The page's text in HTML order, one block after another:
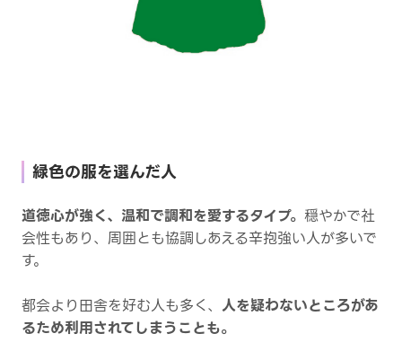
緑色の服を選んだ人
道徳心が強く、温和で調和を愛するタイプ。 穏やかで社
会性もあり、周囲とも協調しあえる辛抱強い人が多いで
す。
都会より田舎を好む人も多く、 人を疑わないところがあ
るため利用されてしまうことも。